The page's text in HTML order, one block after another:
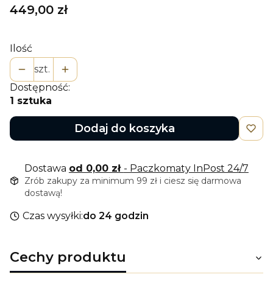
Cena
449,00 zł
Ilość
szt.
Dostępność:
1 sztuka
Dodaj do koszyka
Dostawa od 0,00 zł - Paczkomaty InPost 24/7
Zrób zakupy za minimum 99 zł i ciesz się darmowa
dostawą!
Czas wysyłki:do 24 godzin
Cechy produktu